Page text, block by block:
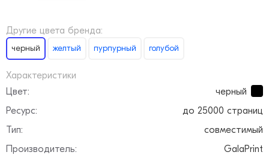
Другие цвета бренда:
черный желтый пурпурный голубой
Характеристики
Цвет:
черный
Ресурс:
до 25000 страниц
Тип:
совместимый
Производитель:
GalaPrint